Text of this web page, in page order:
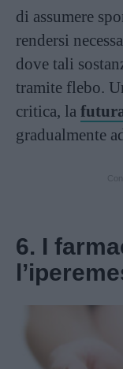
di assumere
rendersi
dove tali
tramite flebo.
critica, la
gradualmente
6. I